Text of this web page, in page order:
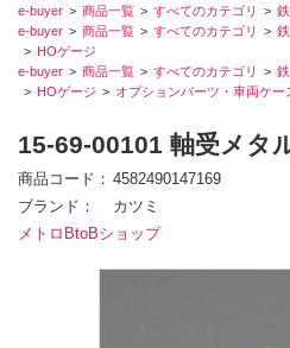
e-buyer
商品一覧 すべてのカテゴリ
e-buyer
商品一覧 すべてのカテゴリ
HOゲージ
e-buyer
商品一覧 すべてのカテゴリ
HOゲージ
オプションパーツ・車両ケー
15-69-00101 軸受メタ
商品コード
4582490147169
ブランド
カツミ
メトロBtoBショップ